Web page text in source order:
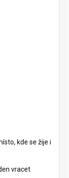
kde se žije i
vracet